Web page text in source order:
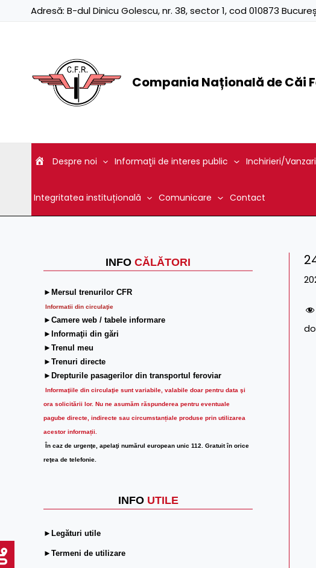
Adresă: B-dul Dinicu Golescu, nr. 38, sector 1, cod 010873
Compania Națională de Căi
Despre noi Informaţii de interes public Inchirieri/Vanzari
Integritatea instituțională Comunicare Contact
INFO CĂLĂTORI
►Mersul trenurilor CFR
Informatii din circulaţie
►Camere web / tabele informare
►Informaţii din gări
►Trenul meu
►Trenuri directe
►Drepturile pasagerilor din transportul feroviar
Informaţiile din circulaţie sunt variabile, valabile doar pentru data şi
ora solicitării lor. Nu ne asumăm răspunderea pentru eventuale
pagube directe, indirecte sau circumstanțiale produse prin utilizarea
acestor informații.
În caz de urgenţe, apelaţi numărul european unic 112. Gratuit în orice
reţea de telefonie.
INFO UTILE
►Legături utile
►Termeni de utilizare